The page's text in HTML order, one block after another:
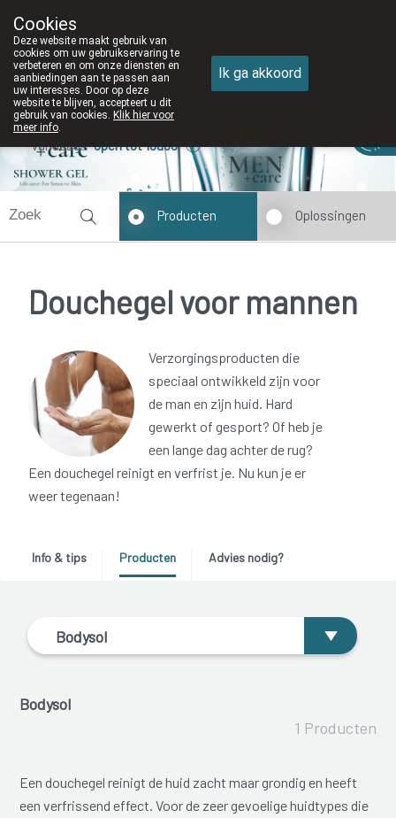
050/82 28 83
Vandaag open tot 18u30
Producten Oplossingen
Douchegel voor mannen
Verzorgingsproducten die
speciaal ontwikkeld zijn voor
de man en zijn huid. Hard
gewerkt of gesport? Of heb je
een lange dag achter de rug?
Een douchegel reinigt en verfrist je. Nu kun je er
weer tegenaan!
Info & tips Producten Advies nodig?
Bodysol
Bodysol
1 Producten
Een douchegel reinigt de huid zacht maar grondig en heeft
een verfrissend effect. Voor de zeer gevoelige huidtypes die
Cookies
Deze website maakt gebruik van
cookies om uw gebruikservaring te
verbeteren en om onze diensten en
aanbiedingen aan te passen aan
uw interesses. Door op deze
website te blijven, accepteert u dit
gebruik van cookies. Klik hier voor
meer info.
Ik ga akkoord